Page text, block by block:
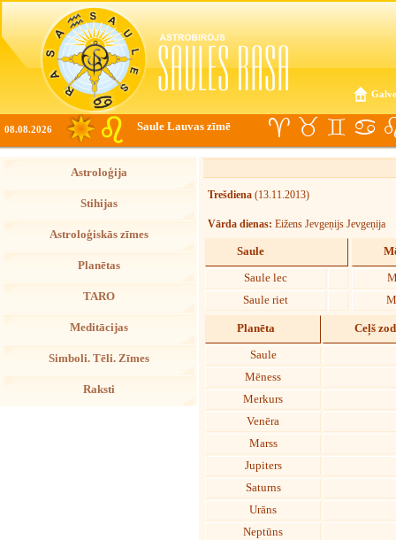
08.08.2026 Saule Lauvas zīmē
Astroloģija
Stihijas
Astroloģiskās zīmes
Planētas
TARO
Meditācijas
Simboli. Tēli. Zīmes
Raksti
Trešdiena (13.11.2013)
Vārda dienas: Eižens Jevgeņijs Jevgeņija
Saule
Saule lec
Saule riet
Planēta Ceļš
Saule
Mēness
Merkurs
Venēra
Marss
Jupiters
Saturns
Urāns
Neptūns